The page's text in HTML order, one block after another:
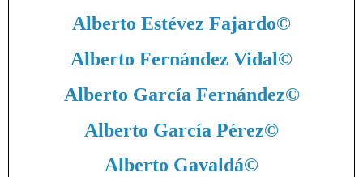
Alberto Estévez Fajardo©
Alberto Fernández Vidal©
Alberto García Fernández©
Alberto García Pérez©
Alberto Gavaldá©